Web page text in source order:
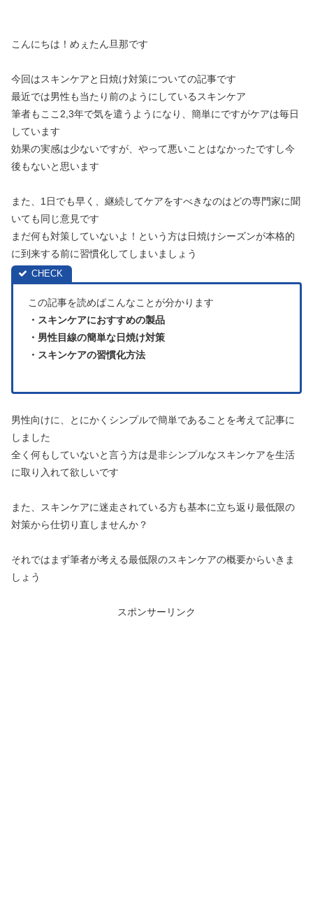
こんにちは！めぇたん旦那です
今回はスキンケアと日焼け対策についての記事です
最近では男性も当たり前のようにしているスキンケア
筆者もここ2,3年で気を遣うようになり、簡単にですがケアは毎日
しています
効果の実感は少ないですが、やって悪いことはなかったですし今
後もないと思います
また、1日でも早く、継続してケアをすべきなのはどの専門家に聞
いても同じ意見です
まだ何も対策していないよ！という方は日焼けシーズンが本格的
に到来する前に習慣化してしまいましょう
この記事を読めばこんなことが分かります
・スキンケアにおすすめの製品
・男性目線の簡単な日焼け対策
・スキンケアの習慣化方法
男性向けに、とにかくシンプルで簡単であることを考えて記事に
しました
全く何もしていないと言う方は是非シンプルなスキンケアを生活
に取り入れて欲しいです
また、スキンケアに迷走されている方も基本に立ち返り最低限の
対策から仕切り直しませんか？
それではまず筆者が考える最低限のスキンケアの概要からいきま
しょう
スポンサーリンク